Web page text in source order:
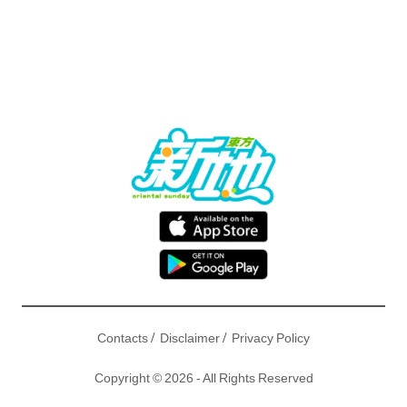
Contacts/ Disclaimer/ Privacy Policy
Copyright © 2026 - All Rights Reserved